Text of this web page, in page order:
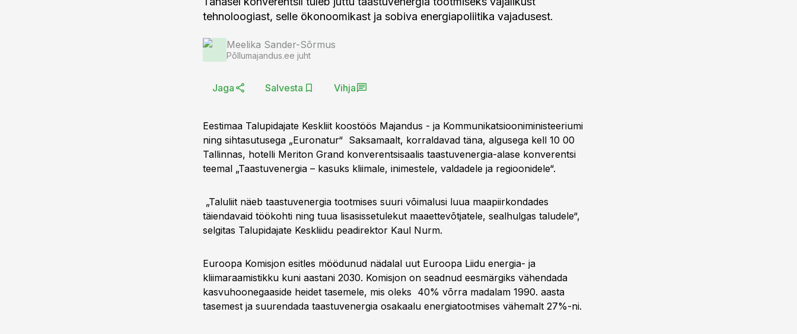
tehnoloogiast, selle ökonoomikast ja sobiva energiapoliitika vajadusest.
Meelika Sander-Sõrmus
Põllumajandus.ee juht
Jaga Salvesta Vihja
Eestimaa Talupidajate Keskliit koostöös Majandus - ja Kommunikatsiooniministeeriumi
ning sihtasutusega „Euronatur“ Saksamaalt, korraldavad täna, algusega kell 10 00
Tallinnas, hotelli Meriton Grand konverentsisaalis taastuvenergia-alase konverentsi
teemal „Taastuvenergia – kasuks kliimale, inimestele, valdadele ja regioonidele“.
„Taluliit näeb taastuvenergia tootmises suuri võimalusi luua maapiirkondades
täiendavaid töökohti ning tuua lisasissetulekut maaettevõtjatele, sealhulgas taludele“,
selgitas Talupidajate Keskliidu peadirektor Kaul Nurm.
Euroopa Komisjon esitles möödunud nädalal uut Euroopa Liidu energia- ja
kliimaraamistikku kuni aastani 2030. Komisjon on seadnud eesmärgiks vähendada
kasvuhoonegaaside heidet tasemele, mis oleks 40% võrra madalam 1990. aasta
tasemest ja suurendada taastuvenergia osakaalu energiatootmises vähemalt 27%-ni.